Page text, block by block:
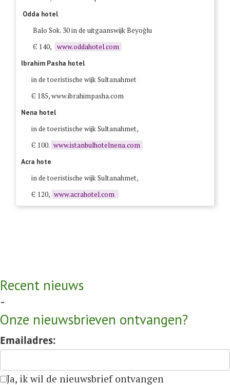
Odda hotel
Balo Sok. 30 in de uitgaanswijk Beyoğlu
Є 140,
www.oddahotel.com
Ibrahim Pasha hotel
in de toeristische wijk Sultanahmet
Є 185, www.ibrahimpasha.com
Nena hotel
in de toeristische wijk Sultanahmet,
Є 100. www.istanbulhotelnena.com
Acra hote
in de toeristische wijk Sultanahmet,
Є 120, www.acrahotel.com
Recent nieuws
-
Onze nieuwsbrieven ontvangen?
Emailadres:
Ja, ik wil de nieuwsbrief ontvangen